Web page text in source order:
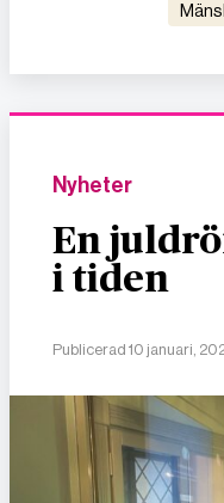
Nyheter
En
i tiden
Publicerad 10 januari,